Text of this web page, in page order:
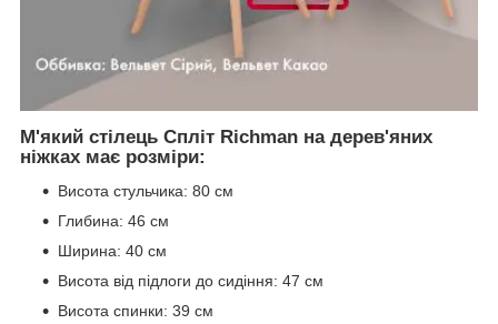
М'який стілець Спліт Richman на дерев'яних
ніжках має розміри:
Висота стульчика: 80 см
Глибина: 46 см
Ширина: 40 см
Висота від підлоги до сидіння: 47 см
Висота спинки: 39 см